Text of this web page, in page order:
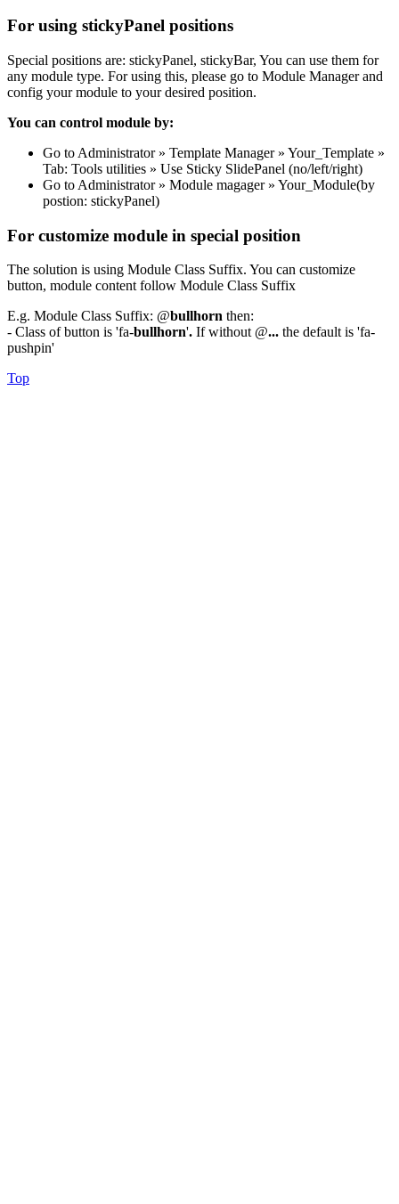
For using stickyPanel positions
Special positions are: stickyPanel, stickyBar, You can use them for
any module type. For using this, please go to Module Manager and
config your module to your desired position.
You can control module by:
Go to Administrator » Template Manager » Your_Template »
Tab: Tools utilities » Use Sticky SlidePanel (no/left/right)
Go to Administrator » Module magager » Your_Module(by
postion: stickyPanel)
For customize module in special position
The solution is using Module Class Suffix. You can customize
button, module content follow Module Class Suffix
E.g. Module Class Suffix: @bullhorn then:
- Class of button is 'fa-bullhorn'. If without @... the default is 'fa-
pushpin'
Top